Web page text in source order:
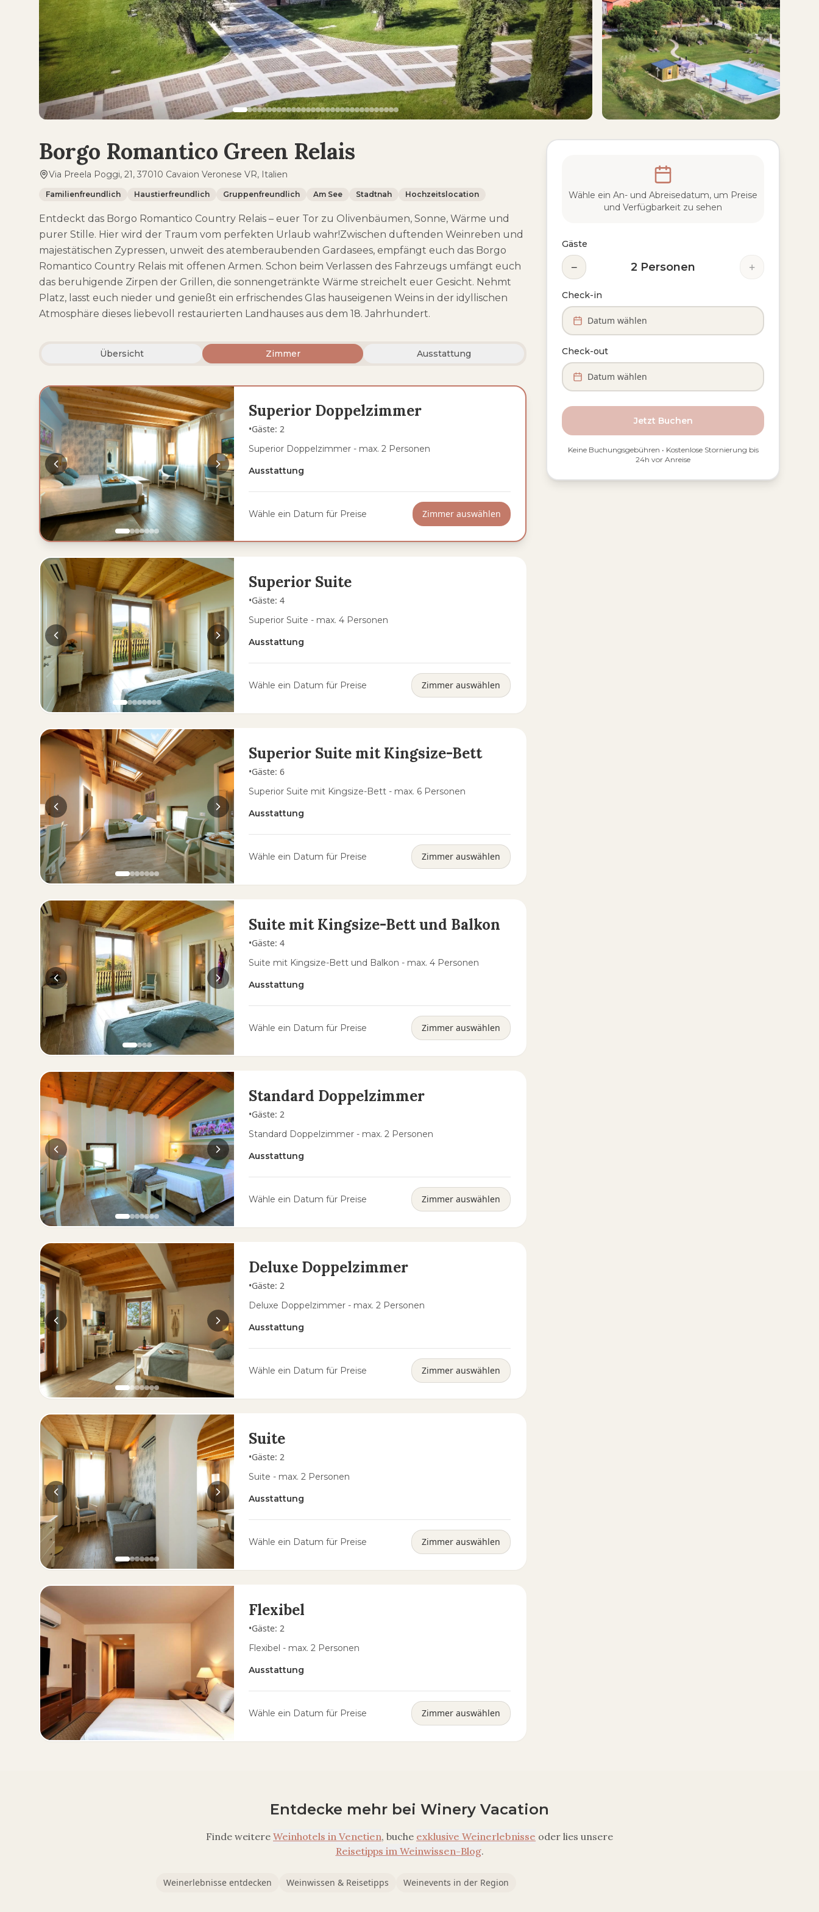
Borgo Romantico Green Relais
Via Preela Poggi, 21, 37010 Cavaion Veronese VR, Italien
Familienfreundlich Haustierfreundlich Gruppenfreundlich Am See Stadtnah Hochzeitslocation
Entdeckt das Borgo Romantico Country Relais – euer Tor zu Olivenbäumen, Sonne, Wärme und
purer Stille. Hier wird der Traum vom perfekten Urlaub wahr!Zwischen duftenden Weinreben und
majestätischen Zypressen, unweit des atemberaubenden Gardasees, empfängt euch das Borgo
Romantico Country Relais mit offenen Armen. Schon beim Verlassen des Fahrzeugs umfängt euch
das beruhigende Zirpen der Grillen, die sonnengetränkte Wärme streichelt euer Gesicht. Nehmt
Platz, lasst euch nieder und genießt ein erfrischendes Glas hauseigenen Weins in der idyllischen
Atmosphäre dieses liebevoll restaurierten Landhauses aus dem 18. Jahrhundert.
Übersicht Zimmer Ausstattung
Superior Doppelzimmer
•Gäste:2
Superior Doppelzimmer - max. 2 Personen
Ausstattung
Wähle ein Datum für Preise Zimmer auswählen
Superior Suite
•Gäste:4
Superior Suite - max. 4 Personen
Ausstattung
Wähle ein Datum für Preise Zimmer auswählen
Superior Suite mit Kingsize-Bett
•Gäste:6
Superior Suite mit Kingsize-Bett - max. 6 Personen
Ausstattung
Wähle ein Datum für Preise Zimmer auswählen
Suite mit Kingsize-Bett und Balkon
•Gäste:4
Suite mit Kingsize-Bett und Balkon - max. 4 Personen
Ausstattung
Wähle ein Datum für Preise Zimmer auswählen
Standard Doppelzimmer
•Gäste:2
Standard Doppelzimmer - max. 2 Personen
Ausstattung
Wähle ein Datum für Preise Zimmer auswählen
Deluxe Doppelzimmer
•Gäste:2
Deluxe Doppelzimmer - max. 2 Personen
Ausstattung
Wähle ein Datum für Preise Zimmer auswählen
Suite
•Gäste:2
Suite - max. 2 Personen
Ausstattung
Wähle ein Datum für Preise Zimmer auswählen
Flexibel
•Gäste:2
Flexibel - max. 2 Personen
Ausstattung
Wähle ein Datum für Preise Zimmer auswählen
Wähle ein An- und Abreisedatum, um Preise
und Verfügbarkeit zu sehen
Gäste
− 2 Personen +
Check-in
Datum wählen
Check-out
Datum wählen
Jetzt Buchen
Keine Buchungsgebühren • Kostenlose Stornierung bis
24h vor Anreise
Entdecke mehr bei Winery Vacation
Finde weitere Weinhotels in Venetien, buche exklusive Weinerlebnisse oder lies unsere
Reisetipps im Weinwissen-Blog.
Weinerlebnisse entdecken Weinwissen & Reisetipps Weinevents in der Region